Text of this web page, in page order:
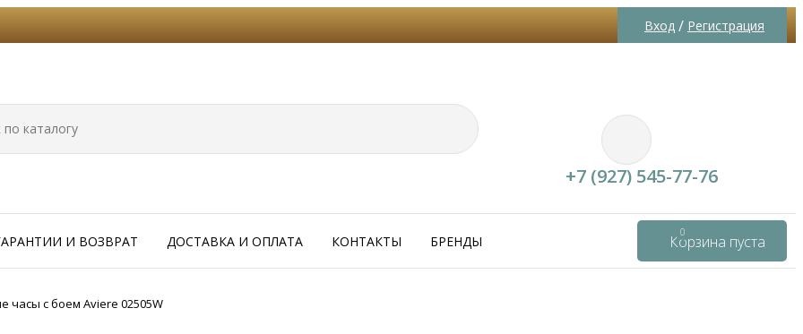
Вход / Регистрация
+7 (927) 545-77-76
Корзина пуста
0
И ВОЗВРАТ ДОСТАВКА И ОПЛАТА КОНТАКТЫ БРЕНДЫ
часы с боем Aviere 02505W